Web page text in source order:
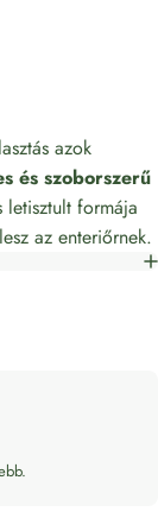
azok
és szoborszerű
letisztult formája
az enteriőrnek.